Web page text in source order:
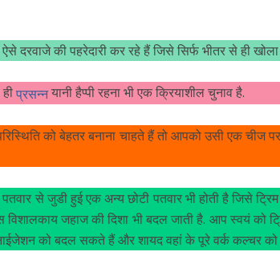
दरवाजे की पहरेदारी कर रहे हैं जिसे सिर्फ भीतर से ही
प्रसन्नयानी हैप्पी रहना भी एक क्रियाशील चुनाव है.
को बेहतर बनाना चाहते हैं तो आपको उसी एक चीज
से जुडी हुई एक अन्य छोटी पतवार भी होती है जिसे
जहाज की दिशा भी बदल जाती है. आप स्वयं को
को बदल सकते हैं और शायद वहां के पूरे वर्क कल्चर